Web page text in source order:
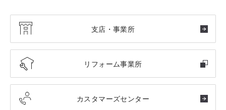
支店・事業所
リフォーム事業所
カスタマーズセンター